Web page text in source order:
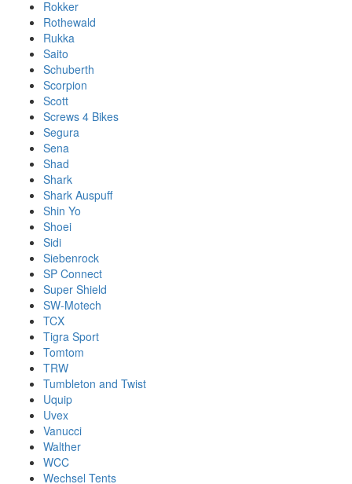
Rokker
Rothewald
Rukka
Saito
Schuberth
Scorpion
Scott
Screws 4 Bikes
Segura
Sena
Shad
Shark
Shark Auspuff
Shin Yo
Shoei
Sidi
Siebenrock
SP Connect
Super Shield
SW-Motech
TCX
Tigra Sport
Tomtom
TRW
Tumbleton and Twist
Uquip
Uvex
Vanucci
Walther
WCC
Wechsel Tents